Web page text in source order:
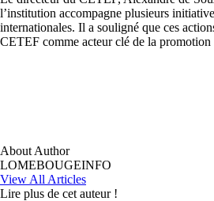
l’institution accompagne plusieurs
internationales. Il a souligné que ces
CETEF comme acteur clé de la
About Author
LOMEBOUGEINFO
View All Articles
Lire plus de cet auteur !